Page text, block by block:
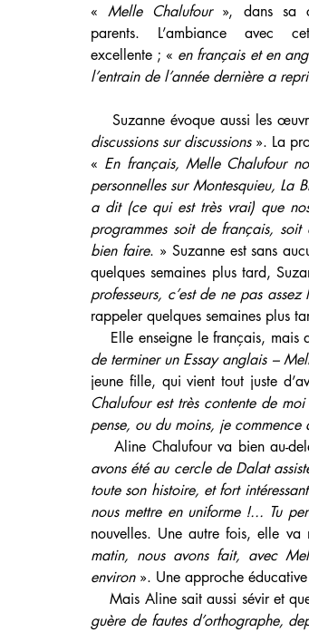
« Melle Chalufour », dans sa
parents. L’ambiance avec
excellente ; « en français et en
l’entrain de l’année dernière a
Suzanne évoque aussi les
discussions sur discussions ». La
« En français, Melle Chalufour
personnelles sur Montesquieu, La
a dit (ce qui est très vrai) que
programmes soit de français,
bien faire. » Suzanne est sans
quelques semaines plus tard,
professeurs, c’est de ne pas assez
rappeler quelques semaines plus
Elle enseigne le français, mais
de terminer un Essay anglais –
jeune fille, qui vient tout juste
Chalufour est très contente de
pense, ou du moins, je commence
Aline Chalufour va bien au-
avons été au cercle de Dalat
toute son histoire, et fort
nous mettre en uniforme !... Tu
nouvelles. Une autre fois, elle va
matin, nous avons fait, avec
environ ». Une approche éducative
Mais Aline sait aussi sévir et
guère de fautes d’orthographe,